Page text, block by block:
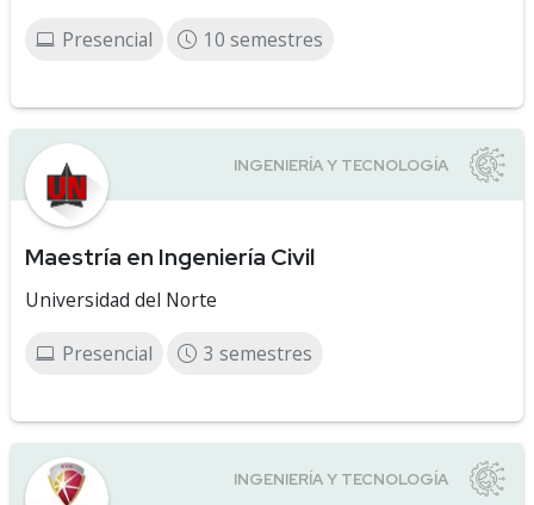
Presencial 10 semestres
Maestría en Ingeniería Civil
Universidad del Norte
Presencial 3 semestres